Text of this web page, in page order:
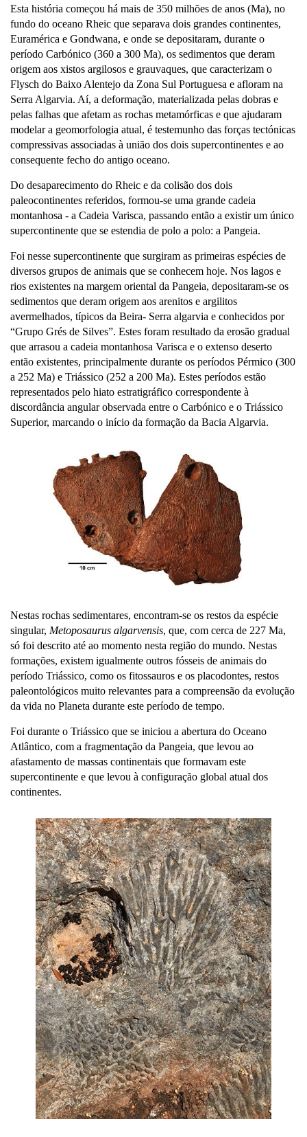
Esta história começou há mais de 350 milhões de anos (Ma), no
fundo do oceano Rheic que separava dois grandes continentes,
Euramérica e Gondwana, e onde se depositaram, durante o
período Carbónico (360 a 300 Ma), os sedimentos que deram
origem aos xistos argilosos e grauvaques, que caracterizam o
Flysch do Baixo Alentejo da Zona Sul Portuguesa e afloram na
Serra Algarvia. Aí, a deformação, materializada pelas dobras e
pelas falhas que afetam as rochas metamórficas e que ajudaram
modelar a geomorfologia atual, é testemunho das forças tectónicas
compressivas associadas à união dos dois supercontinentes e ao
consequente fecho do antigo oceano.
Do desaparecimento do Rheic e da colisão dos dois
paleocontinentes referidos, formou-se uma grande cadeia
montanhosa - a Cadeia Varisca, passando então a existir um único
supercontinente que se estendia de polo a polo: a Pangeia.
Foi nesse supercontinente que surgiram as primeiras espécies de
diversos grupos de animais que se conhecem hoje. Nos lagos e
rios existentes na margem oriental da Pangeia, depositaram-se os
sedimentos que deram origem aos arenitos e argilitos
avermelhados, típicos da Beira- Serra algarvia e conhecidos por
“Grupo Grés de Silves”. Estes foram resultado da erosão gradual
que arrasou a cadeia montanhosa Varisca e o extenso deserto
então existentes, principalmente durante os períodos Pérmico (300
a 252 Ma) e Triássico (252 a 200 Ma). Estes períodos estão
representados pelo hiato estratigráfico correspondente à
discordância angular observada entre o Carbónico e o Triássico
Superior, marcando o início da formação da Bacia Algarvia.
Nestas rochas sedimentares, encontram-se os restos da espécie
singular, Metoposaurus algarvensis, que, com cerca de 227 Ma,
só foi descrito até ao momento nesta região do mundo. Nestas
formações, existem igualmente outros fósseis de animais do
período Triássico, como os fitossauros e os placodontes, restos
paleontológicos muito relevantes para a compreensão da evolução
da vida no Planeta durante este período de tempo.
Foi durante o Triássico que se iniciou a abertura do Oceano
Atlântico, com a fragmentação da Pangeia, que levou ao
afastamento de massas continentais que formavam este
supercontinente e que levou à configuração global atual dos
continentes.